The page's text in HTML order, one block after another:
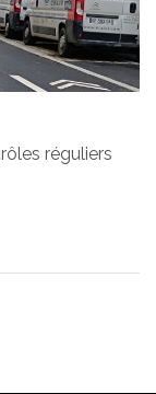
réguliers